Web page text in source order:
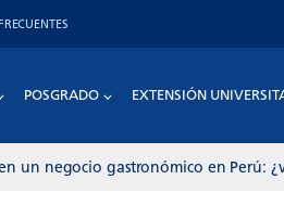
POSGRADO EXTENSIÓN
un negocio gastronómico en Perú: